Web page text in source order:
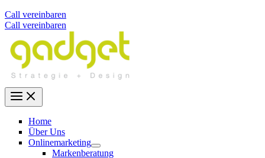
Call vereinbaren
Call vereinbaren
Home
Über Uns
Onlinemarketing
Markenberatung